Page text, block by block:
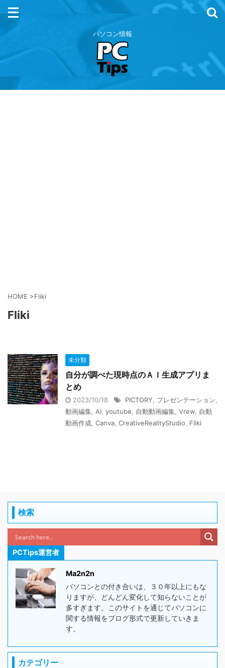
パソコン情報
HOME >Fliki
Fliki
未分類
自分が調べた現時点のＡＩ生成アプリま
とめ
2023/10/18 PICTORY プレゼンテーション
動画編集
AI youtube 自動動画編集 Vrew 自動
動画作成 Canva CreativeRealityStudio Fliki
検索
PCTips運営者
Ma2n2n
パソコンとの付き合いは、３０年以上にもな
りますが、どんどん変化して知らないことが
多すぎます。このサイトを通じてパソコンに
関する情報をブログ形式で更新していきま
す。
カテゴリー